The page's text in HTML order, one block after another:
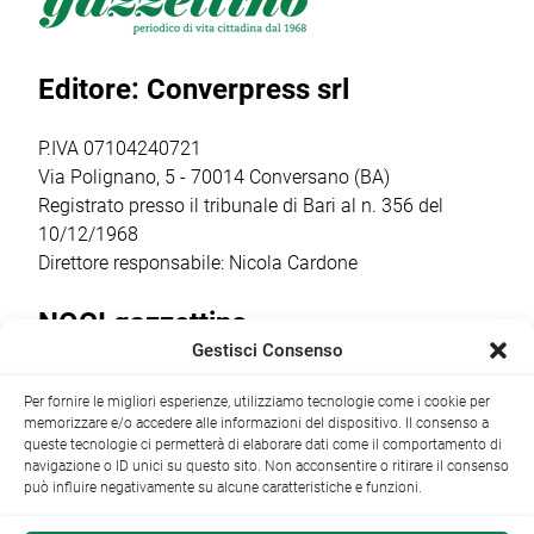
a partire dalle ore
trasformerà gli
cantina […]
parlare di guerra
comunità
ricorrenza ha […]
Editore: Converpress srl
P.IVA 07104240721
Via Polignano, 5 - 70014 Conversano (BA)
Registrato presso il tribunale di Bari al n. 356 del
10/12/1968
Direttore responsabile: Nicola Cardone
NOCI gazzettino
+39 080 4979274|info@nocigazzettino.it Contatti|
Archivio
Gestisci Consenso
Per fornire le migliori esperienze, utilizziamo tecnologie come i cookie per
memorizzare e/o accedere alle informazioni del dispositivo. Il consenso a
queste tecnologie ci permetterà di elaborare dati come il comportamento di
navigazione o ID unici su questo sito. Non acconsentire o ritirare il consenso
può influire negativamente su alcune caratteristiche e funzioni.